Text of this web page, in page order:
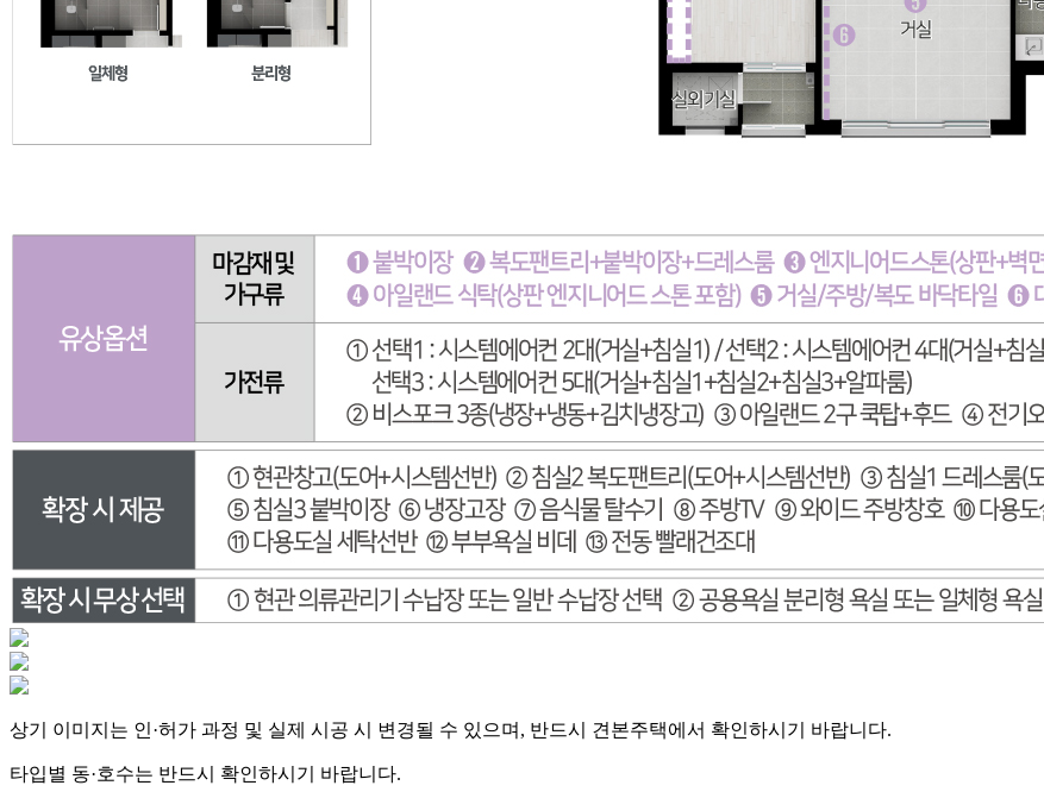
상기 이미지는 인·허가 과정 및 실제 시공 시 변경될 수 있으며, 반드시 견본주택에서 확인하시기 바랍니다.
타입별 동·호수는 반드시 확인하시기 바랍니다.